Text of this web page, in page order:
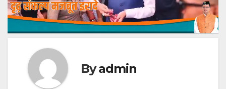
Byadmin